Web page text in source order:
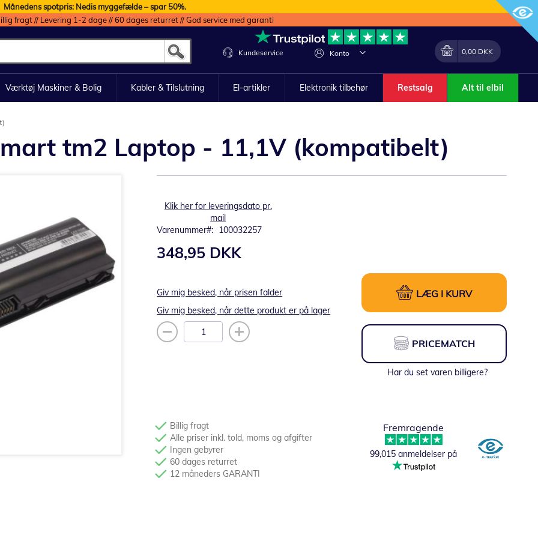
Månedens spotpris: Nedis myggefælde – spar 50%.
fragt // Levering 1-2 dage // 60 dages returret // God service med garanti
Konto
Lave
Min indkøbskurv
0,00 DKK
Kundeservice
Værktøj Maskiner & Bolig Kabler & Tilslutning El-artikler Elektronik tilbehør Restsalg Alt til elbil
tm2 Laptop - 11,1V (kompatibelt)
Klik her for leveringsdato pr.
mail
Varenummer
100032257
348,95 DKK
Giv mig besked, når prisen falder
Giv mig besked, når dette produkt er på lager
LÆG I KURV
PRICEMATCH
Har du set varen billigere?
Billig fragt
Alle priser inkl. told, moms og afgifter
Ingen gebyrer
60 dages returret
12 måneders GARANTI
Fremragende
99,015 anmeldelser på